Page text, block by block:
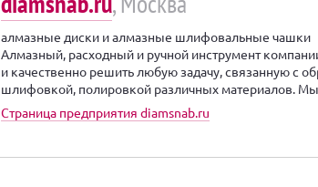
алмазные диски и алмазные шлифовальные чашки
Алмазный, расходный и ручной инструмент
и качественно решить любую задачу, связанную с
шлифовкой, полировкой различных материалов. Мы
Страница предприятия diamsnab.ru